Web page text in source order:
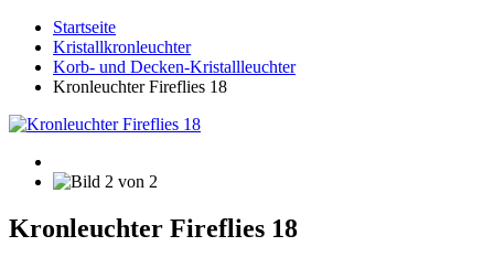
Startseite
Kristallkronleuchter
Korb- und Decken-Kristallleuchter
Kronleuchter Fireflies 18
Kronleuchter Fireflies 18